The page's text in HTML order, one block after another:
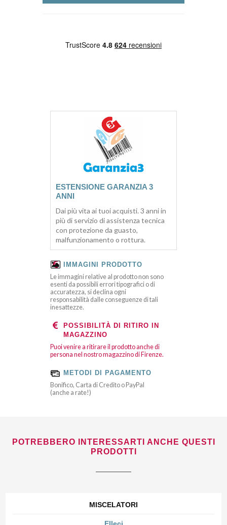
ESTENSIONE GARANZIA 3
ANNI
Dai più vita ai tuoi acquisti. 3 anni in
più di servizio di assistenza tecnica
con protezione da guasto,
malfunzionamento o rottura.
IMMAGINI PRODOTTO
Le immagini relative al prodotto non sono
esenti da possibili errori tipografici o di
accuratezza, si declina ogni
responsabilità dalle conseguenze di tali
inesattezze.
POSSIBILITÀ DI RITIRO IN
MAGAZZINO
Puoi venire a ritirare il prodotto anche di
persona nel nostro magazzino di Firenze.
METODI DI PAGAMENTO
Bonifico, Carta di Credito o PayPal
(anche a rate!)
POTREBBERO INTERESSARTI ANCHE QUESTI
PRODOTTI
MISCELATORI